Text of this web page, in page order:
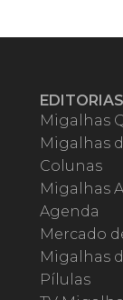
EDITORIAS
Migalhas
Migalhas
Colunas
Migalhas
Agenda
Mercado
Migalhas
Pílulas